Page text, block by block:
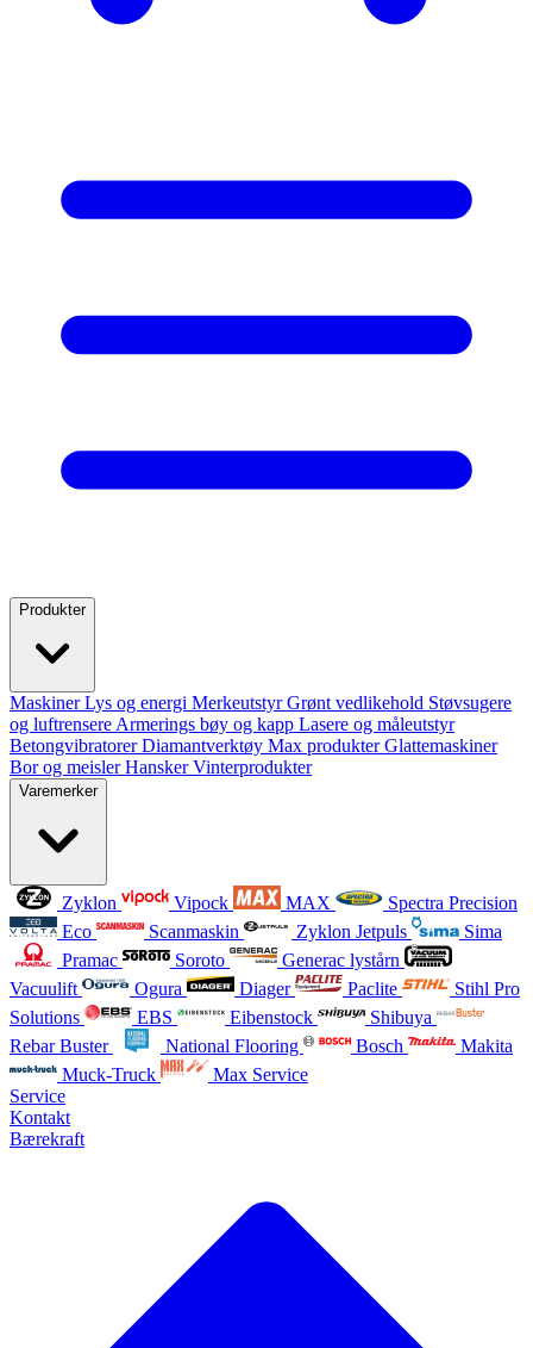
Produkter
MaskinerLys og energi MerkeutstyrGrønt vedlikehold Støvsugere
og luftrensere Armerings bøy og kapp Lasere og måleutstyr
BetongvibratorerDiamantverktøy Max produkterGlattemaskiner
Bor og meislerHanskerVinterprodukter
Varemerker
Zyklon Vipock MAX
Spectra Precision
Eco
Scanmaskin Zyklon Jetpuls
Sima
Pramac
Soroto
Generac lystårn
Vacuulift
Ogura Diager Paclite
Stihl Pro
Solutions
EBS Eibenstock
Shibuya
Rebar Buster
National Flooring Bosch
Makita
Muck-Truck
Max Service
Service
Kontakt
Bærekraft